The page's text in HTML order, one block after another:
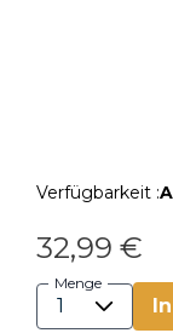
Verfügbarkeit :
32,99 €
Menge